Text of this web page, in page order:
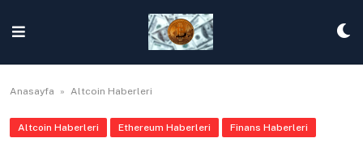
content
Anasayfa » Altcoin Haberleri
Altcoin Haberleri Ethereum Haberleri Finans Haberleri